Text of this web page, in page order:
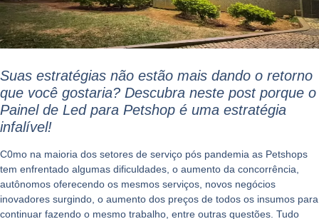
Suas estratégias não estão mais dando o retorno
que você gostaria? Descubra neste post porque o
Painel de Led para Petshop é uma estratégia
infalível!
C0mo na maioria dos setores de serviço pós pandemia as Petshops
tem enfrentado algumas dificuldades, o aumento da concorrência,
autônomos oferecendo os mesmos serviços, novos negócios
inovadores surgindo, o aumento dos preços de todos os insumos para
continuar fazendo o mesmo trabalho, entre outras questões. Tudo